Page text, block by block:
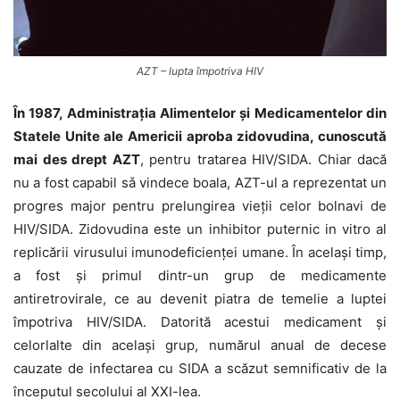
AZT – lupta împotriva HIV
În 1987, Administrația Alimentelor și Medicamentelor din
Statele Unite ale Americii aproba zidovudina, cunoscută
mai des drept AZT, pentru tratarea HIV/SIDA. Chiar dacă
nu a fost capabil sǎ vindece boala, AZT-ul a reprezentat un
progres major pentru prelungirea vieții celor bolnavi de
HIV/SIDA. Zidovudina este un inhibitor puternic in vitro al
replicării virusului imunodeficienței umane. În același timp,
a fost și primul dintr-un grup de medicamente
antiretrovirale, ce au devenit piatra de temelie a luptei
împotriva HIV/SIDA. Datorită acestui medicament și
celorlalte din același grup, numărul anual de decese
cauzate de infectarea cu SIDA a scăzut semnificativ de la
începutul secolului al XXI-lea.